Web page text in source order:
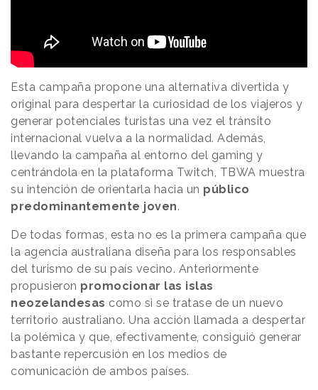
Esta campaña propone una alternativa divertida y
original para despertar la curiosidad de los viajeros y
generar potenciales turistas una vez el tránsito
internacional vuelva a la normalidad. Además,
llevando la campaña al entorno del gaming y
centrándola en la plataforma Twitch, TBWA muestra
su intención de orientarla hacia un público
predominantemente joven.
De todas formas, esta no es la primera campaña que
la agencia australiana diseña para los responsables
del turismo de su país vecino. Anteriormente
propusieron promocionar las islas
neozelandesas como si se tratase de un nuevo
territorio australiano. Una acción llamada a despertar
la polémica y que, efectivamente, consiguió generar
bastante repercusión en los medios de
comunicación de ambos países.